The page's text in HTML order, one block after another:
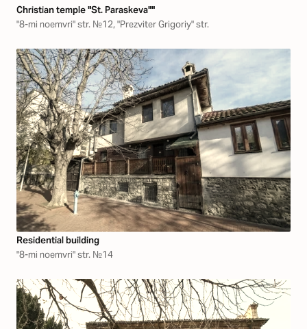
Christian temple "St. Paraskeva""
"8-mi noemvri" str. №12, "Prezviter Grigoriy" str.
Residential building
"8-mi noemvri" str. №14